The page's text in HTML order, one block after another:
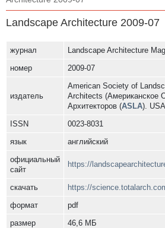
Landscape Architecture 2009-07
журнал
Landscape Architecture
номер
2009-07
издатель
American Society of
Architects
Архитекторов (ASLA). USA
ISSN
0023-8031
язык
английский
официальный
сайт
https://
скачать
https://
формат
pdf
размер
46,6 МБ